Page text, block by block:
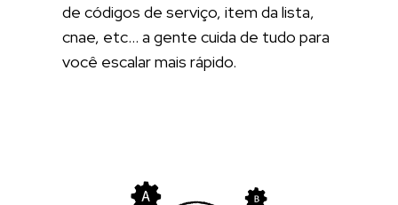
de códigos de serviço, item da lista,
cnae, etc… a gente cuida de tudo para
você escalar mais rápido.